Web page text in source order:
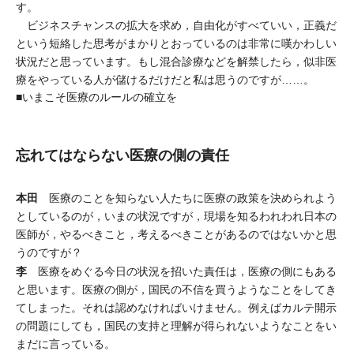
す。
ビジネスチャンスの拡大を求め，自由化がすべていい，正義だ
という短絡した思考がまかりとおっているのは非常に嘆かわしい
状況だと思っています。もし混合診療などを解禁したら，似非医
療をやっている人が儲けるだけだと私は思うのですが……。
■いまこそ医療のルールの確立を
忘れてはならない医療の側の責任
本田 医療のことを知らない人たちに医療の政策を決められよう
としているのが，いまの状況ですが，現場を知るわれわれ日本の
医師が，やるべきこと，考えるべきことがあるのではないかと思
うのですが？
李 医療をめぐる今日の状況を招いた責任は，医療の側にもある
と思います。医療の側が，国民の不信を買うようなことをしてき
てしまった。それは認めなければいけません。例えばカルテ開示
の問題にしても，国民の支持と理解が得られないようなことをい
まだに言っている。